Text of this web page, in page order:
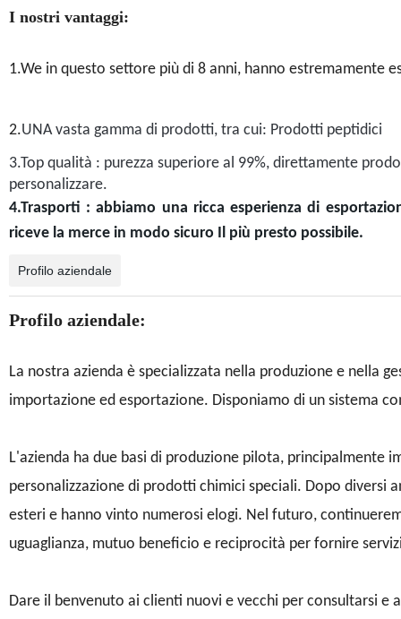
I nostri vantaggi:
1.We in questo settore più di 8 anni, hanno estremamente
2.UNA vasta gamma di prodotti, tra cui: Prodotti peptidici
3.Top qualità : purezza superiore al 99%, direttamente
personalizzare.
4.Trasporti : abbiamo una ricca esperienza di
riceve la merce in modo sicuro Il più presto possibile.
Profilo aziendale
Profilo aziendale:
La nostra azienda è specializzata nella produzione e nella
importazione ed esportazione. Disponiamo di un sistema
L'azienda ha due basi di produzione pilota, principalmente
personalizzazione di prodotti chimici speciali. Dopo
esteri e hanno vinto numerosi elogi. Nel futuro,
uguaglianza, mutuo beneficio e reciprocità per fornire
Dare il benvenuto ai clienti nuovi e vecchi per consultarsi e